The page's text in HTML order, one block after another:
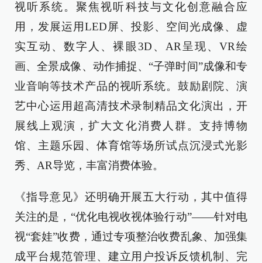
视听系统。聚焦视听科技与文化创意融合应
用，发展运用LED屏、投影、空间光成像、虚
实互动、数字人、裸眼3D、AR呈现、VR绘
画、全景成像、动作捕捉、“子弹时间”成像和专
业音响等技术产品的视听系统。鼓励剧院、演
艺中心运用超高清技术录制精品文化演出，开
展线上观演，扩大文化消费人群。支持博物
馆、主题乐园、体育馆等场所试点沉浸式光影
秀、AR导览，丰富消费体验。
《指导意见》还明确开展五大行动，其中值得
关注的是，“优化电视收视体验行动”——针对电
视“套娃”收费，通过专项整治收费乱象、加强集
成平台规范管理、建立用户投诉反馈机制、完